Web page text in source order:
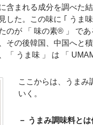
含まれる成分を調べた
した。この味に ｢ うま
のが 「 味の素® 」 で
その後韓国、中国へと
「 うま味 」 は 「
ここからは、うまみ
いく。
－ うまみ調味料とは